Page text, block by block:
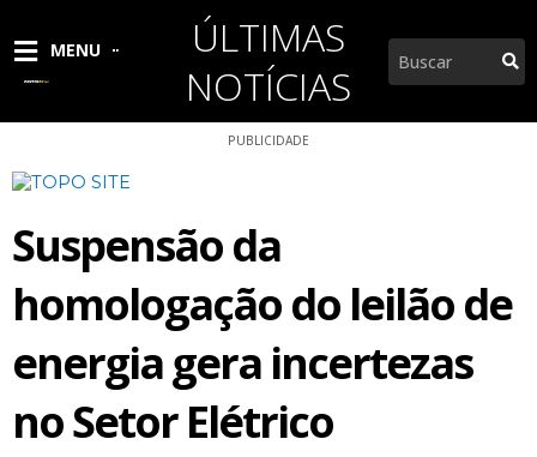
MENU
ÚLTIMAS
NOTÍCIAS
Pesquisar
PUBLICIDADE
Suspensão da
homologação do leilão de
energia gera incertezas
no Setor Elétrico